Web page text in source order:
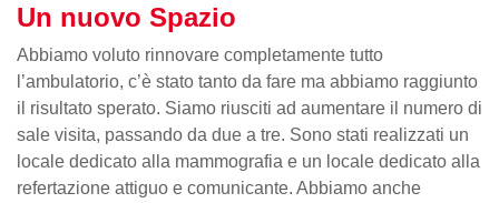
Un nuovo Spazio
Abbiamo voluto rinnovare completamente tutto
l’ambulatorio, c’è stato tanto da fare ma abbiamo raggiunto
il risultato sperato. Siamo riusciti ad aumentare il numero di
sale visita, passando da due a tre. Sono stati realizzati un
locale dedicato alla mammografia e un locale dedicato alla
refertazione attiguo e comunicante. Abbiamo anche